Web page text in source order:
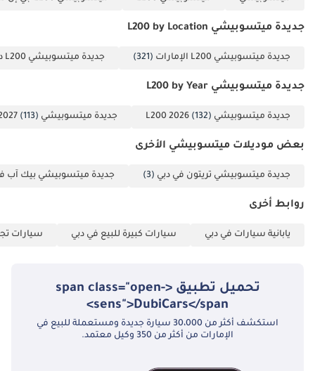
جديدة ميتسوبيشي L200 by Location
جديدة ميتسوبيشي L200 الإمارات (321) جديدة ميتسوبيشي L200 دبي
جديدة ميتسوبيشي L200 by Year
جديدة ميتسوبيشي L200 2026 (132) جديدة ميتسوبيشي L200 2027 (113)
بعض موديلات ميتسوبيشي الأخرى
جديدة ميتسوبيشي تريتون في دبي (3) جديدة ميتسوبيشي بيك آب
روابط أخرى
يابانية سيارات في دبي سيارات كبيرة للبيع في دبي سيارات
تحميل تطبيق <span class="open-
sens">DubiCars</span>
استكشف أكثر من 30،000 سيارة جديدة ومستعملة للبيع في
الإمارات من أكثر من 350 وكيل معتمد.
مناسبة تمامًا للنقل العائلي كما هي مناسبة للأعمال الصناعية.
شاحنة بيك أب رباعية الدفع موثوقة واقتصادية في استهلاك الوقود،
الطريق. إنها سيارة نادرة بهذا المستوى من الجودة والمواصفات، تجمع بين
خبراء السوق. يُرجى دائماً فحص السيارة قبل الشراء.